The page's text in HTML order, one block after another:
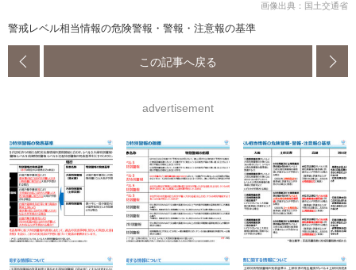
画像出典：国土交通省
警戒レベル相当情報の危険警報・警報・注意報の基準
この記事へ戻る
advertisement